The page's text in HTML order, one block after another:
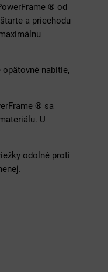
® od
a priechodu
nabitie,
® sa
U
odolné proti